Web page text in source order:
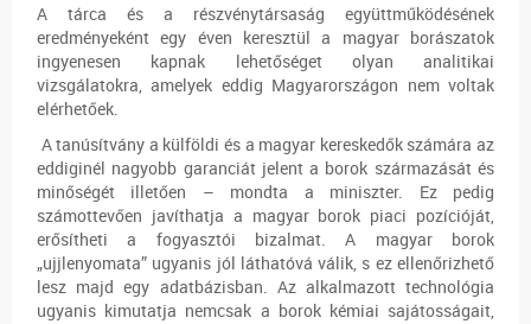
A tárca és a részvénytársaság együttműködésének
eredményeként egy éven keresztül a magyar borászatok
ingyenesen kapnak lehetőséget olyan analitikai
vizsgálatokra, amelyek eddig Magyarországon nem voltak
elérhetőek.
A tanúsítvány a külföldi és a magyar kereskedők számára az
eddiginél nagyobb garanciát jelent a borok származását és
minőségét illetően – mondta a miniszter. Ez pedig
számottevően javíthatja a magyar borok piaci pozícióját,
erősítheti a fogyasztói bizalmat. A magyar borok
„ujjlenyomata” ugyanis jól láthatóvá válik, s ez ellenőrizhető
lesz majd egy adatbázisban. Az alkalmazott technológia
ugyanis kimutatja nemcsak a borok kémiai sajátosságait,